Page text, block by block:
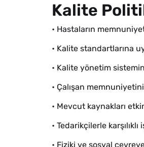
Kalite
• Hastaların
• Kalite standartlarına
• Kalite yönetim
• Çalışan
• Mevcut kaynakları
• Tedarikçilerle
• Fiziki ve sosyal